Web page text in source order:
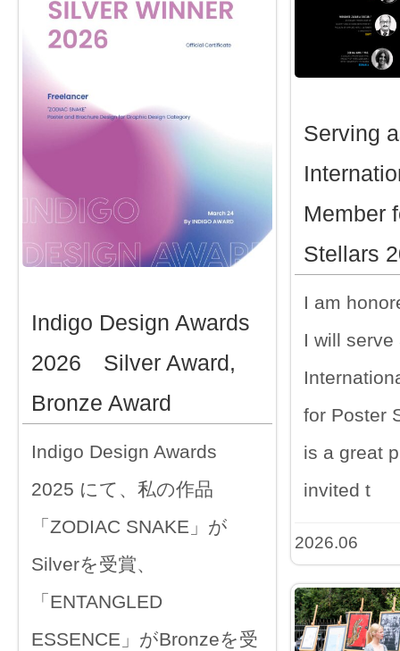
Serving
Member
Stellars
I am
I will serve
for Poster
is a great
invited t
2026.06
Indigo Design Awards
2026 Silver Award,
Bronze Award
Indigo Design Awards
2025 にて、私の作品
「ZODIAC SNAKE」が
Silverを受賞、
「ENTANGLED
ESSENCE」がBronzeを受